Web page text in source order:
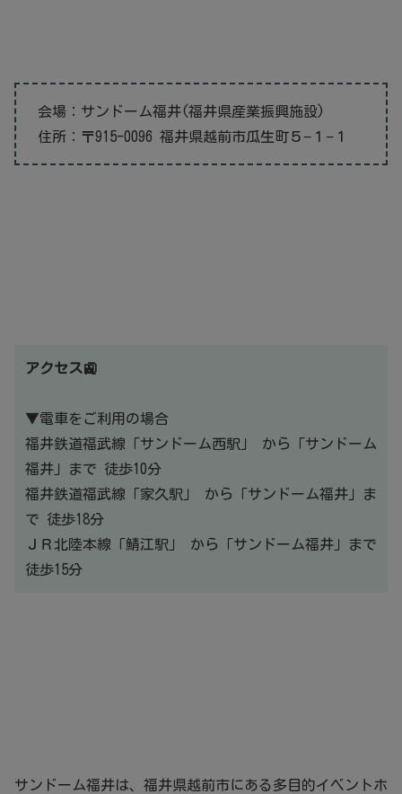
会場：サンドーム福井(福井県産業振興施設)
住所：〒915-0096 福井県越前市瓜生町５−１−１
アクセス🚉
▼電車をご利用の場合
福井鉄道福武線「サンドーム西駅」 から「サンドーム
福井」まで 徒歩10分
福井鉄道福武線「家久駅」 から「サンドーム福井」ま
で 徒歩18分
ＪＲ北陸本線「鯖江駅」 から「サンドーム福井」まで
徒歩15分
サンドーム福井は、福井県越前市にある多目的イベントホ